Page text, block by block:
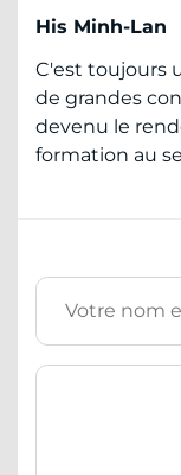
His Minh-Lan
C'est toujours
de grandes
devenu le
formation au